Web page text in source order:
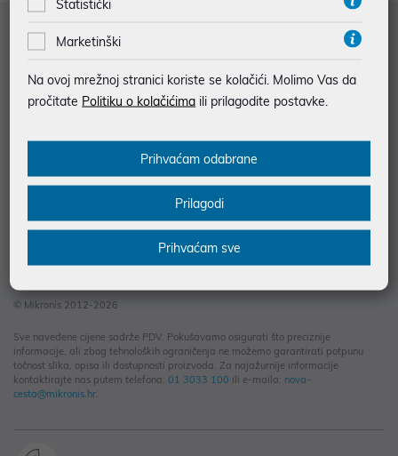
Služba za korisnike
Saznajte više
© Mikronis 2012-2026
Sve navedene cijene sadrže PDV. Pokušavamo osigurati što preciznije
informacije, ali zbog tehnoloških ograničenja ne možemo garantirati potpunu
točnost slika, opisa ili dostupnosti proizvoda. Za najažurnije informacije
kontaktirajte nas putem telefona: 01 3033 100 ili e-maila: nova-
cesta@mikronis.hr.
Statistički
Marketinški
Na ovoj mrežnoj stranici koriste se kolačići. Molimo Vas da
pročitate Politiku o kolačićima ili prilagodite postavke.
Prihvaćam odabrane
Prilagodi
Prihvaćam sve